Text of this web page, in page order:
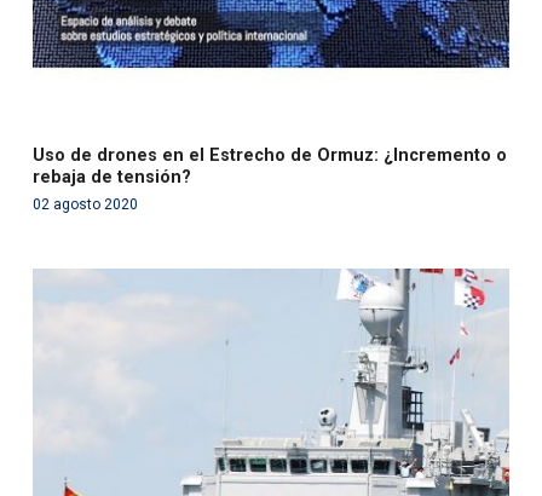
Uso de drones en el Estrecho de Ormuz: ¿Incremento o
rebaja de tensión?
02 agosto 2020
Warning
: Use of undefined constant php - assumed
'php' (this will throw an Error in a future version of PHP)
/var/www/acami.es/wp-
content/themes/fundcami/page-publicaciones.php